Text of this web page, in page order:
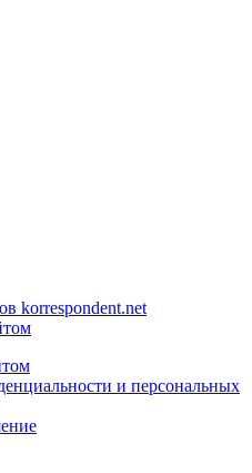
korrespondent.net
и персональных